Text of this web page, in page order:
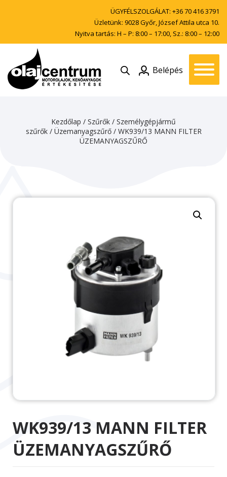
ÜGYFÉLSZOLGÁLAT: +36 70 416 3791
Üzletünk: 9028 Győr, József Attila utca 10.
Nyitva tartás: H – P: 8:00 – 17:00, Sz.: 8:00 – 12:00
Belépés
Kezdőlap / Szűrők / Személygépjármű
szűrők/ Üzemanyagszűrő/ WK939/13 MANN FILTER
ÜZEMANYAGSZŰRŐ
WK939/13 MANN FILTER
ÜZEMANYAGSZŰRŐ